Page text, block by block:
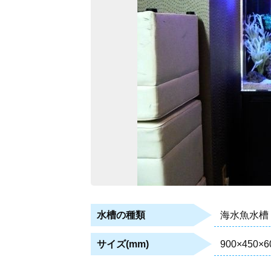
水槽の種類 海水魚水槽
サイズ(mm)